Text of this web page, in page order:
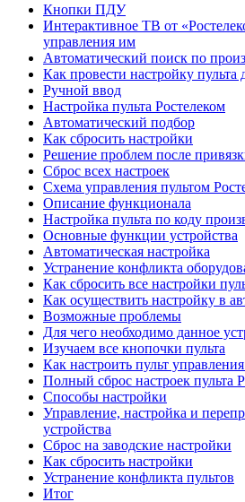
Кнопки ПДУ
Интерактивное ТВ от
управления им
Автоматический поиск по
Как провести настройку
Ручной ввод
Настройка пульта Ростелеком
Автоматический подбор
Как сбросить настройки
Решение проблем после
Сброс всех настроек
Схема управления пультом
Описание функционала
Настройка пульта по коду
Основные функции устройства
Автоматическая настройка
Устранение конфликта
Как сбросить все настройки
Как осуществить настройку в
Возможные проблемы
Для чего необходимо данное
Изучаем все кнопочки пульта
Как настроить пульт
Полный сброс настроек пульта
Способы настройки
Управление, настройка и
устройства
Сброс на заводские настройки
Как сбросить настройки
Устранение конфликта пультов
Итог